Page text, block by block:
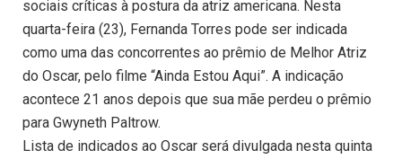
sociais críticas à postura da atriz americana. Nesta
quarta-feira (23), Fernanda Torres pode ser indicada
como uma das concorrentes ao prêmio de Melhor Atriz
do Oscar, pelo filme “Ainda Estou Aqui”. A indicação
acontece 21 anos depois que sua mãe perdeu o prêmio
para Gwyneth Paltrow.
Lista de indicados ao Oscar será divulgada nesta quinta